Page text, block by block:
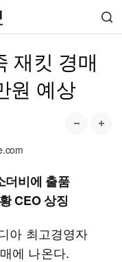
재킷 경매
원 예상
더비에 출품
CEO 상징
아 최고경영자
에 나온다.